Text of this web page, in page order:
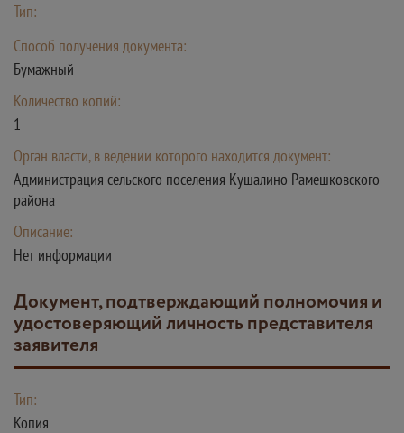
Тип:
Способ получения документа:
Бумажный
Количество копий:
1
Орган власти, в ведении которого находится документ:
Администрация сельского поселения Кушалино Рамешковского
района
Описание:
Нет информации
Документ, подтверждающий полномочия и
удостоверяющий личность представителя
заявителя
Тип:
Копия